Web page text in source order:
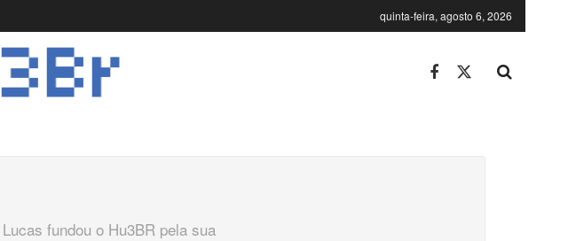
quinta-feira, agosto 6, 2026
fundou o Hu3BR pela sua